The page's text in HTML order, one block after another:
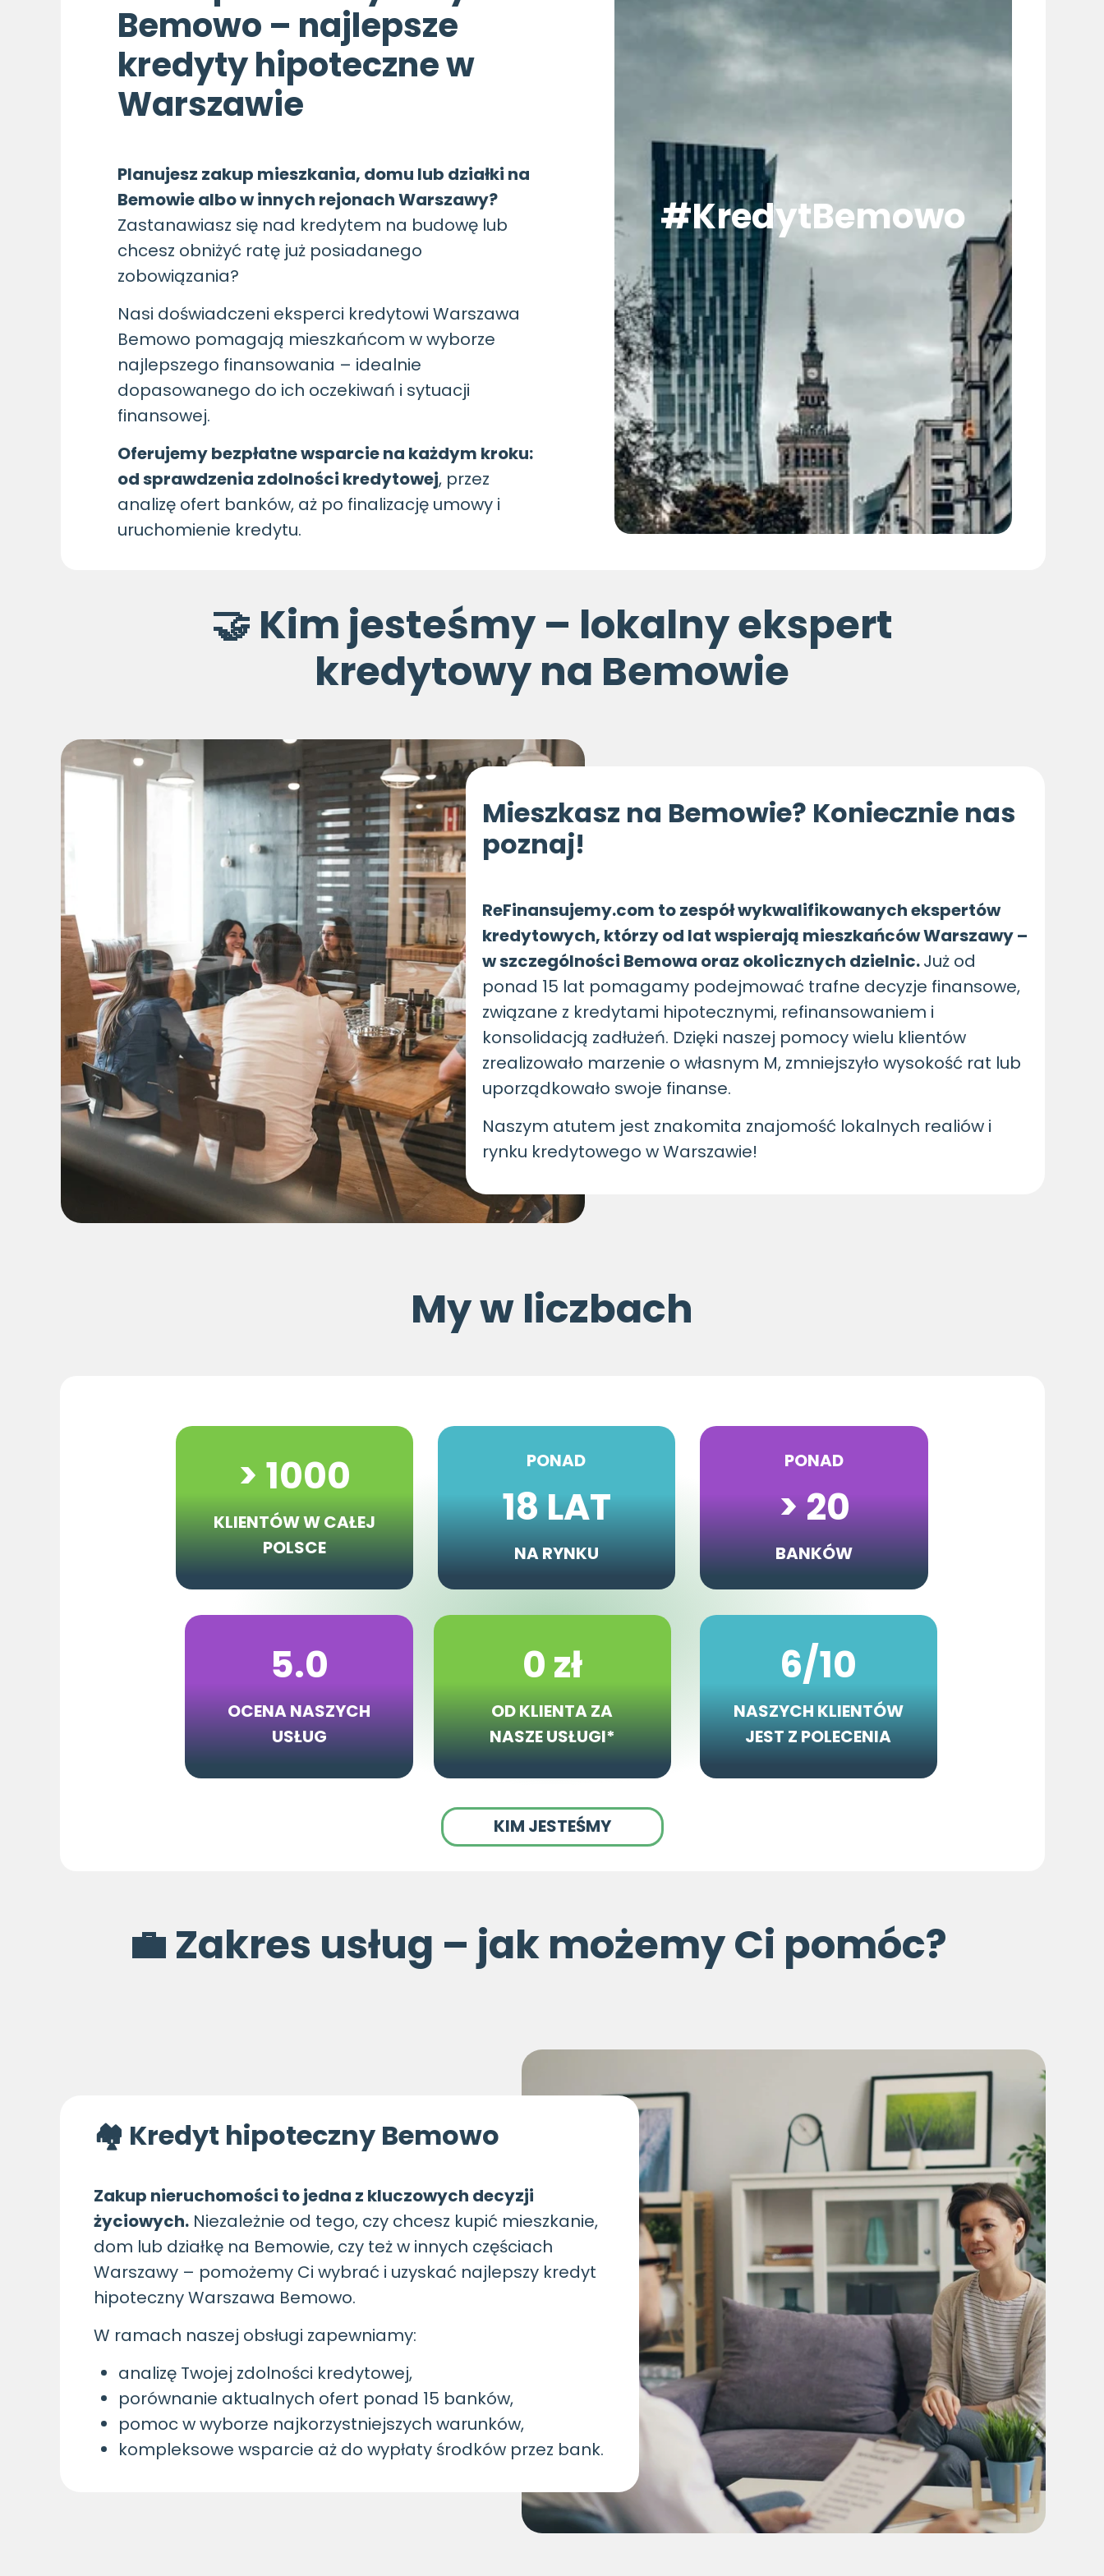
💼 Zakres usług – jak możemy Ci pomóc?
🏘 Kredyt hipoteczny Bemowo
Zakup nieruchomości to jedna z kluczowych decyzji
życiowych. Niezależnie od tego, czy chcesz kupić mieszkanie,
dom lub działkę na Bemowie, czy też w innych częściach
Warszawy – pomożemy Ci wybrać i uzyskać najlepszy kredyt
hipoteczny Warszawa Bemowo.
W ramach naszej obsługi zapewniamy:
analizę Twojej zdolności kredytowej,
porównanie aktualnych ofert ponad 15 banków,
pomoc w wyborze najkorzystniejszych warunków,
kompleksowe wsparcie aż do wypłaty środków przez bank.
KIM JESTEŚMY
5.0
OCENA NASZYCH
USŁUG
6/10
NASZYCH KLIENTÓW
JEST Z POLECENIA
0 zł
OD KLIENTA ZA
NASZE USŁUGI*
PONAD
> 20
BANKÓW
PONAD
18 LAT
NA RYNKU
> 1000
KLIENTÓWW CAŁEJ
POLSCE
My w liczbach
🤝 Kim jesteśmy – lokalny ekspert
kredytowy na Bemowie
Mieszkasz na Bemowie? Koniecznie nas
poznaj!
ReFinansujemy.com to zespół wykwalifikowanych ekspertów
kredytowych, którzy od lat wspierają mieszkańców Warszawy –
w szczególności Bemowa oraz okolicznych dzielnic.Już od
ponad 15 lat pomagamy podejmować trafne decyzje finansowe,
związane z kredytami hipotecznymi, refinansowaniem i
konsolidacją zadłużeń. Dzięki naszej pomocy wielu klientów
zrealizowało marzenie o własnym M, zmniejszyło wysokość rat lub
uporządkowało swoje finanse.
Naszym atutem jest znakomita znajomość lokalnych realiów i
rynku kredytowego w Warszawie!
Bemowo – najlepsze
kredyty hipoteczne w
Warszawie
Planujesz zakup mieszkania, domu lub działki na
Bemowie albo w innych rejonach Warszawy?
Zastanawiasz się nad kredytem na budowę lub
chcesz obniżyć ratę już posiadanego
zobowiązania?
Nasi doświadczeni eksperci kredytowi Warszawa
Bemowo pomagają mieszkańcom w wyborze
najlepszego finansowania – idealnie
dopasowanego do ich oczekiwań i sytuacji
finansowej.
Oferujemy bezpłatne wsparcie na każdym kroku:
od sprawdzenia zdolności kredytowej, przez
analizę ofert banków, aż po finalizację umowy i
uruchomienie kredytu.
#KredytBemowo